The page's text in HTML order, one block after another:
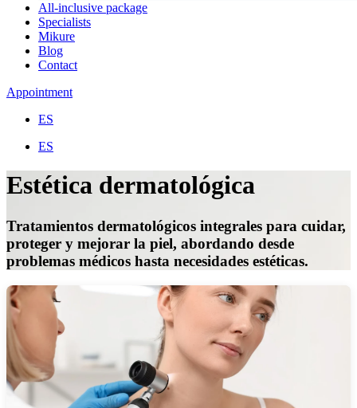
All-inclusive package
Specialists
Mikure
Blog
Contact
Appointment
ES
ES
Estética dermatológica
Tratamientos dermatológicos integrales para cuidar,
proteger y mejorar la piel, abordando desde
problemas médicos hasta necesidades estéticas.